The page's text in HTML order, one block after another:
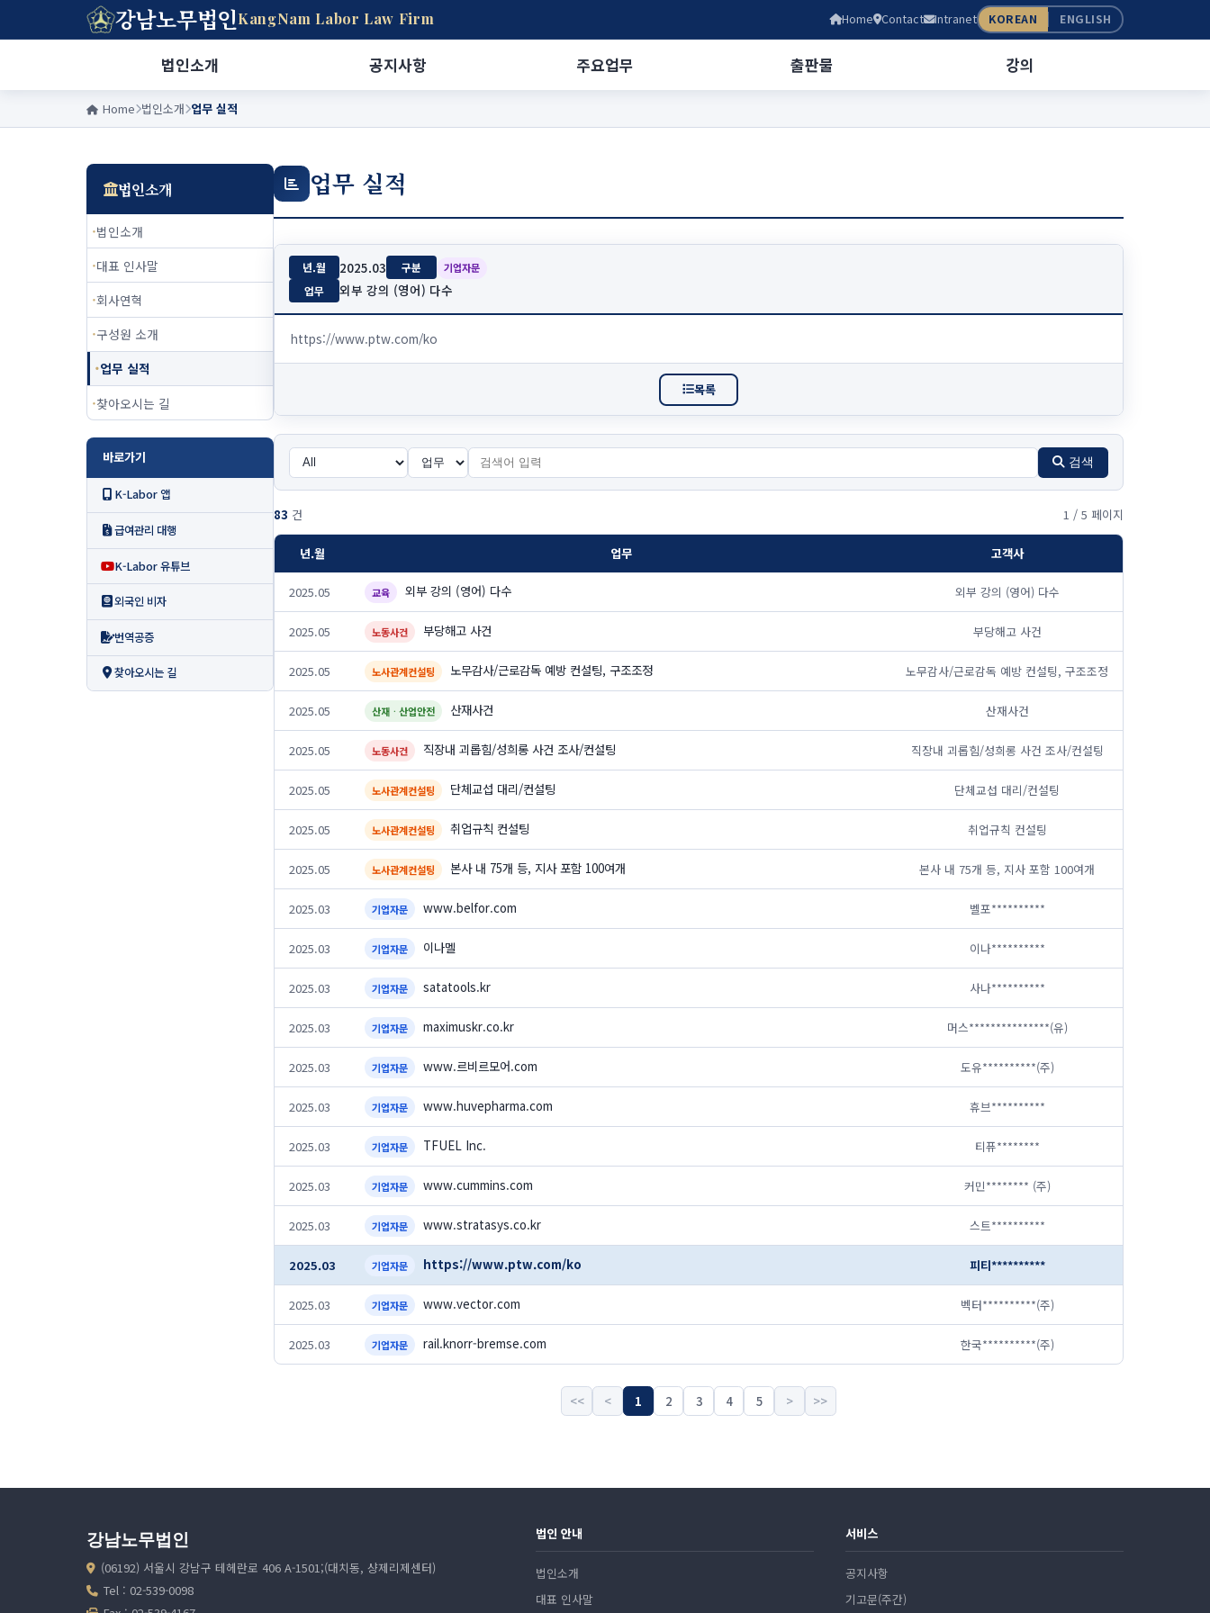
강남노무법인KangNam Labor Law Firm Home Contact Intranet KOREAN ENGLISH
법인소개 공지사항 주요업무 출판물 강의
Home 법인소개 업무 실적
법인소개
법인소개
대표 인사말
회사연혁
구성원 소개
업무 실적
찾아오시는 길
바로가기
K-Labor 앱
급여관리 대행
K-Labor 유튜브
외국인 비자
번역공증
찾아오시는 길
업무 실적
년.월 2025.03 구분 기업자문
업무 외부 강의 (영어) 다수
https://www.ptw.com/ko
목록
검색
83 건 1 / 5 페이지
년.월 업무 고객사
2025.05 교육 외부 강의 (영어) 다수 외부 강의 (영어) 다수
2025.05 노동사건 부당해고 사건 부당해고 사건
2025.05 노사관계컨설팅 노무감사/근로감독 예방 컨설팅, 구조조정 노무감사/근로감독 예방 컨설팅, 구조조정
2025.05 산재ᆞ산업안전 산재사건 산재사건
2025.05 노동사건 직장내 괴롭힘/성희롱 사건 조사/컨설팅 직장내 괴롭힘/성희롱 사건 조사/컨설팅
2025.05 노사관계컨설팅 단체교섭 대리/컨설팅 단체교섭 대리/컨설팅
2025.05 노사관계컨설팅 취업규칙 컨설팅 취업규칙 컨설팅
2025.05 노사관계컨설팅 본사 내 75개 등, 지사 포함 100여개 본사 내 75개 등, 지사 포함 100여개
2025.03 기업자문 www.belfor.com 벨포**********
2025.03 기업자문 이나멜 이나**********
2025.03 기업자문 satatools.kr 사나**********
2025.03 기업자문 maximuskr.co.kr 머스***************(유)
2025.03 기업자문 www.르비르모어.com 도유**********(주)
2025.03 기업자문 www.huvepharma.com 휴브**********
2025.03 기업자문 TFUEL Inc. 티퓨********
2025.03 기업자문 www.cummins.com 커민******** (주)
2025.03 기업자문 www.stratasys.co.kr 스트**********
2025.03 기업자문 https://www.ptw.com/ko 피티**********
2025.03 기업자문 www.vector.com 벡터**********(주)
2025.03 기업자문 rail.knorr-bremse.com 한국**********(주)
<< < 1 2 3 4 5 > >>
강남노무법인
(06192) 서울시 강남구 테헤란로 406 A-1501;(대치동, 샹제리제센터)
Tel : 02-539-0098
법인 안내
법인소개
대표 인사말
서비스
공지사항
기고문(주간)